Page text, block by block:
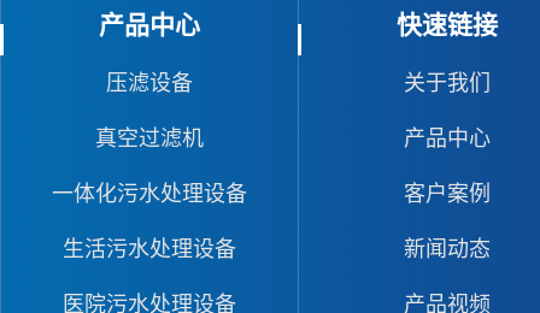
产品中心
压滤设备
真空过滤机
一体化污水处理设备
生活污水处理设备
医院污水处理设备
快速链接
关于我们
产品中心
客户案例
新闻动态
产品视频